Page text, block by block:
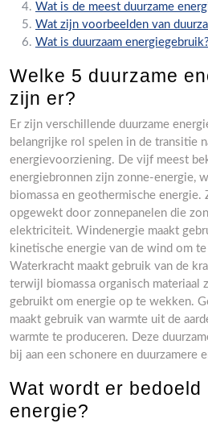
Wat is de meest duurzame
Wat zijn voorbeelden van
Wat is duurzaam energiegebruik?
Welke 5 duurzame
zijn er?
Er zijn verschillende duurzame
belangrijke rol spelen in de transitie
energievoorziening. De vijf meest
energiebronnen zijn zonne-energie,
biomassa en geothermische
opgewekt door zonnepanelen die
elektriciteit. Windenergie maakt
kinetische energie van de wind om
Waterkracht maakt gebruik van de
terwijl biomassa organisch materiaal
gebruikt om energie op te wekken.
maakt gebruik van warmte uit de
warmte te produceren. Deze
bij aan een schonere en duurzamere
Wat wordt er bedoeld
energie?